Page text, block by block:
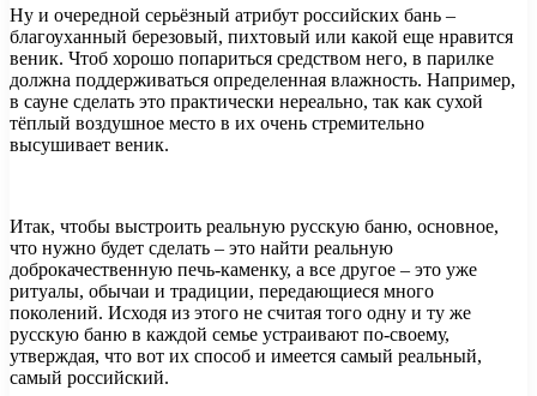
Ну и очередной серьёзный атрибут российских бань –
благоуханный березовый, пихтовый или какой еще нравится
веник. Чтоб хорошо попариться средством него, в парилке
должна поддерживаться определенная влажность. Например,
в сауне сделать это практически нереально, так как сухой
тёплый воздушное место в их очень стремительно
высушивает веник.
Итак, чтобы выстроить реальную русскую баню, основное,
что нужно будет сделать – это найти реальную
доброкачественную печь-каменку, а все другое – это уже
ритуалы, обычаи и традиции, передающиеся много
поколений. Исходя из этого не считая того одну и ту же
русскую баню в каждой семье устраивают по-своему,
утверждая, что вот их способ и имеется самый реальный,
самый российский.